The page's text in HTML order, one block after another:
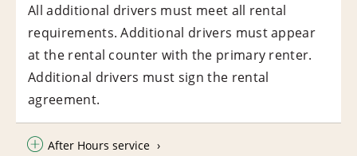
All additional drivers must meet all rental
requirements. Additional drivers must appear
at the rental counter with the primary renter.
Additional drivers must sign the rental
agreement.
After Hours service